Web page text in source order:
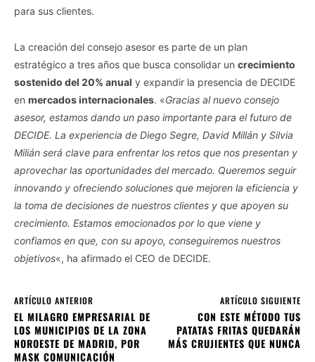
para sus clientes.
La creación del consejo asesor es parte de un plan
estratégico a tres años que busca consolidar un crecimiento
sostenido del 20% anual y expandir la presencia de DECIDE
en mercados internacionales. «Gracias al nuevo consejo
asesor, estamos dando un paso importante para el futuro de
DECIDE. La experiencia de Diego Segre, David Millán y Silvia
Milián será clave para enfrentar los retos que nos presentan y
aprovechar las oportunidades del mercado. Queremos seguir
innovando y ofreciendo soluciones que mejoren la eficiencia y
la toma de decisiones de nuestros clientes y que apoyen su
crecimiento. Estamos emocionados por lo que viene y
confiamos en que, con su apoyo, conseguiremos nuestros
objetivos«, ha afirmado el CEO de DECIDE.
ARTÍCULO ANTERIOR
EL MILAGRO EMPRESARIAL DE
LOS MUNICIPIOS DE LA ZONA
NOROESTE DE MADRID, POR
MASK COMUNICACIÓN
ARTÍCULO SIGUIENTE
CON ESTE MÉTODO TUS
PATATAS FRITAS QUEDARÁN
MÁS CRUJIENTES QUE NUNCA